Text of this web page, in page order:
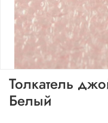
Толкатель
Белый